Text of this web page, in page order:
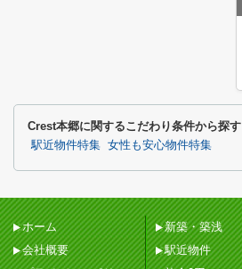
Crest本郷に関するこだわり条件から探す
駅近物件特集 女性も安心物件特集
ホーム
会社概要
新築・築浅
駅近物件